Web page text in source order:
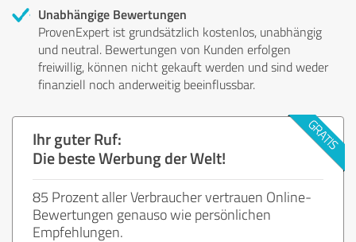
Unabhängige Bewertungen
ProvenExpert ist grundsätzlich kostenlos, unabhängig
und neutral. Bewertungen von Kunden erfolgen
freiwillig, können nicht gekauft werden und sind weder
finanziell noch anderweitig beeinflussbar.
Ihr guter Ruf:
Die beste Werbung der Welt!
85 Prozent aller Verbraucher vertrauen Online-
Bewertungen genauso wie persönlichen
Empfehlungen.